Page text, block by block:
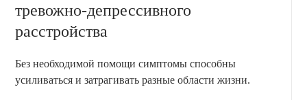
тревожно-депрессивного
расстройства
Без необходимой помощи симптомы способны
усиливаться и затрагивать разные области жизни.